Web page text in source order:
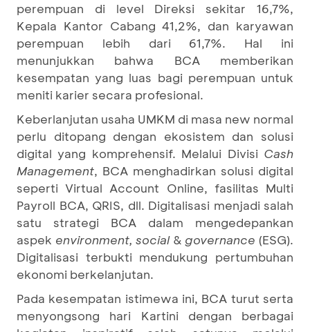
perempuan di level Direksi sekitar 16,7%,
Kepala Kantor Cabang 41,2%, dan karyawan
perempuan lebih dari 61,7%. Hal ini
menunjukkan bahwa BCA memberikan
kesempatan yang luas bagi perempuan untuk
meniti karier secara profesional.
Keberlanjutan usaha UMKM di masa new normal
perlu ditopang dengan ekosistem dan solusi
digital yang komprehensif. Melalui Divisi Cash
Management, BCA menghadirkan solusi digital
seperti Virtual Account Online, fasilitas Multi
Payroll BCA, QRIS, dll. Digitalisasi menjadi salah
satu strategi BCA dalam mengedepankan
aspek environment, social & governance (ESG).
Digitalisasi terbukti mendukung pertumbuhan
ekonomi berkelanjutan.
Pada kesempatan istimewa ini, BCA turut serta
menyongsong hari Kartini dengan berbagai